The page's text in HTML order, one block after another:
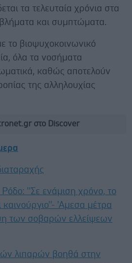
τα τελευταία χρόνια στα
και συμπτώματα.
το βιοψυχοκοινωνικό
όλα τα νοσήματα
καθώς αποτελούν
της αλληλουχίας
στο Discover
''Σε ενάμιση χρόνο, το
καινούργιο''- 'Αμεσα μέτρα
των σοβαρών ελλείψεων
λιπαρών βοηθά στην